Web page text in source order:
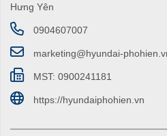
Hưng Yên
0904607007
marketing@hyundai-
MST: 0900241181
https://hyundaiphohien.vn